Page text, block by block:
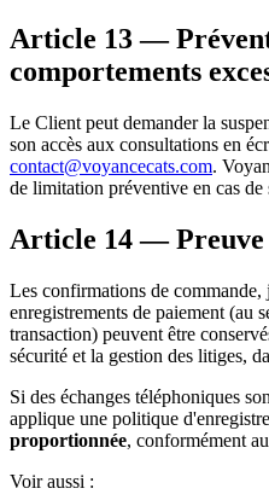
Article 13 —
comportements
Le Client peut demander la
son accès aux consultations en
contact@voyancecats.com.
de limitation préventive en cas
Article 14 — Preuve
Les confirmations de commande,
enregistrements de paiement (au
transaction) peuvent être
sécurité et la gestion des litiges,
Si des échanges téléphoniques
applique une politique
proportionnée, conformément
Voir aussi :